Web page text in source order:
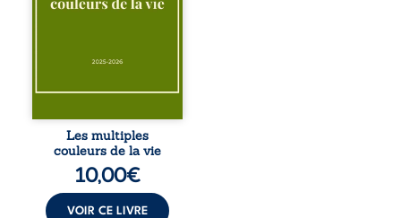
l’espérance, tandis
pour en retrouver
Entre souvenirs,
désillusions, Les
multiples couleurs
de la vie explore la
force des liens, le
poids des non-dits
et la ...
Les multiples
couleurs de la vie
10,00€
VOIR CE LIVRE